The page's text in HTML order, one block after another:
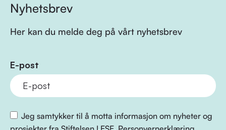
Nyhetsbrev
Her kan du melde deg på vårt nyhetsbrev
E-post
Jeg samtykker til å motta informasjon om nyheter og